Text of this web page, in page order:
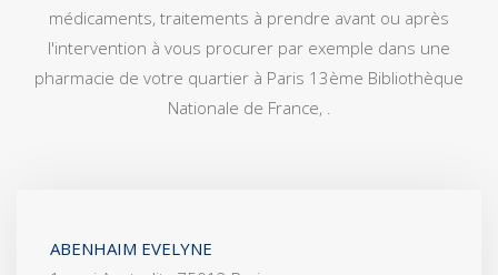
médicaments, traitements à prendre avant ou après
l'intervention à vous procurer par exemple dans une
pharmacie de votre quartier à Paris 13ème Bibliothèque
Nationale de France, .
ABENHAIM EVELYNE